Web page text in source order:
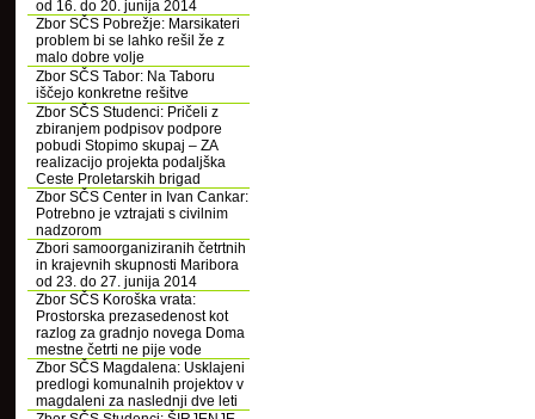
od 16. do 20. junija 2014
Zbor SČS Pobrežje: Marsikateri
problem bi se lahko rešil že z
malo dobre volje
Zbor SČS Tabor: Na Taboru
iščejo konkretne rešitve
Zbor SČS Studenci: Pričeli z
zbiranjem podpisov podpore
pobudi Stopimo skupaj – ZA
realizacijo projekta podaljška
Ceste Proletarskih brigad
Zbor SČS Center in Ivan Cankar:
Potrebno je vztrajati s civilnim
nadzorom
Zbori samoorganiziranih četrtnih
in krajevnih skupnosti Maribora
od 23. do 27. junija 2014
Zbor SČS Koroška vrata:
Prostorska prezasedenost kot
razlog za gradnjo novega Doma
mestne četrti ne pije vode
Zbor SČS Magdalena: Usklajeni
predlogi komunalnih projektov v
magdaleni za naslednji dve leti